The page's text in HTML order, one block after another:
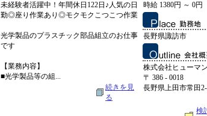
未経験者活躍中！年間休日122日♪人気の日
勤◎座り作業あり◎モクモクこつこつ作業
光学製品のプラスチック部品組立のお仕事
です
【業務内容】
■光学製品等の組...
続きを見
る
時給 1380円 ～ 0円
長野県諏訪市
株式会社ヒューマ
〒 386 - 0018
長野県上田市常田
検